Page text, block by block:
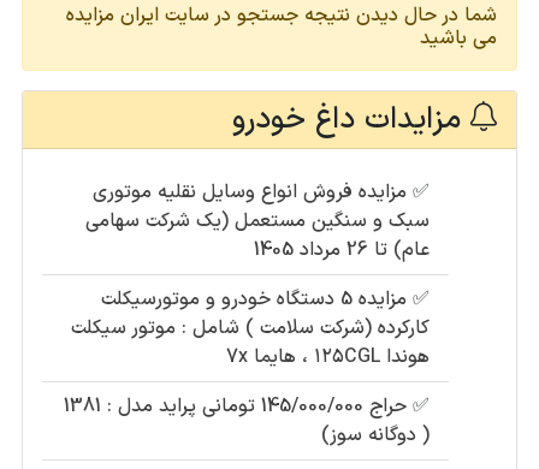
شما در حال دیدن نتیجه جستجو در سایت ایران مزایده
می باشید
مزایدات داغ خودرو
✅ مزایده فروش انواع وسایل نقلیه موتوری
سبک و سنگین مستعمل (یک شرکت سهامی
عام) تا 26 مرداد 1405
✅
مزایده 5 دستگاه خودرو و موتورسیکلت
کارکرده (شرکت سلامت ) شامل : موتور سیکلت
هوندا ۱۲۵CGL ، هایما 7x
✅
حراج 145/000/000 تومانی پراید مدل : 1381
( دوگانه سوز)